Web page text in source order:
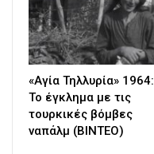
«Αγία Τηλλυρία» 1964:
Το έγκλημα με τις
τουρκικές βόμβες
ναπάλμ (ΒΙΝΤΕΟ)